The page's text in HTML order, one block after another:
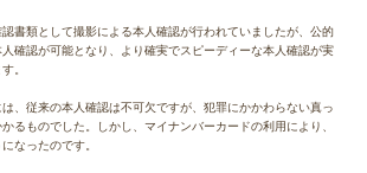
書類として撮影による本人確認が行われていましたが、公的
確認が可能となり、より確実でスピーディーな本人確認が実
。
、従来の本人確認は不可欠ですが、犯罪にかかわらない真っ
るものでした。しかし、マイナンバーカードの利用により、
なったのです。